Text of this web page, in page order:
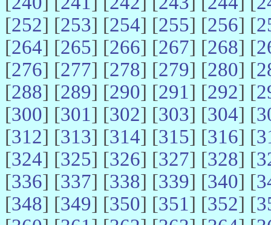
[252] [253] [254] [255] [256] [
[264] [265] [266] [267] [268] [
[276] [277] [278] [279] [280] [
[288] [289] [290] [291] [292] [
[300] [301] [302] [303] [304] [
[312] [313] [314] [315] [316] [
[324] [325] [326] [327] [328] [
[336] [337] [338] [339] [340] [
[348] [349] [350] [351] [352] [